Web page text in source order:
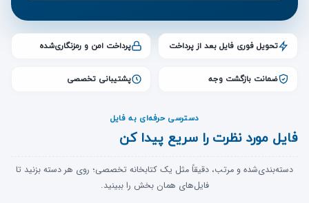
تحویل فوری فایل بعد از پرداخت پرداخت امن و رمزنگاری‌شده
ضمانت بازگشت وجه پشتیبانی تخصصی
دسترسی حرفه‌ای به فایل
فایل مورد نظرت را سریع پیدا کن
دسته‌بندی‌شده و مرتب، دقیقاً مثل یک کتابخانه تخصصی؛ روی هر دسته بزنید تا
فایل‌های همان بخش را ببینید.